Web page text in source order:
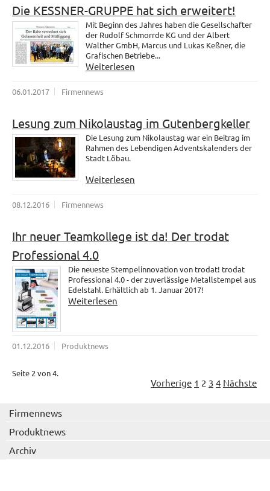
Die KESSNER-GRUPPE hat sich erweitert!
Mit Beginn des Jahres haben die Gesellschafter
der Rudolf Schmorrde KG und der Albert
Walther GmbH, Marcus und Lukas Keßner, die
Grafischen Betriebe...
Weiterlesen
06.01.2017 Firmennews
Lesung zum Nikolaustag im Gutenbergkeller
Die Lesung zum Nikolaustag war ein Beitrag im
Rahmen des Lebendigen Adventskalenders der
Stadt Löbau.
Weiterlesen
08.12.2016 Firmennews
Ihr neuer Teamkollege ist da! Der trodat
Professional 4.0
Die neueste Stempelinnovation von trodat! trodat
Professional 4.0 - der zuverlässige Metallstempel aus
Edelstahl. Erhältlich ab 1. Januar 2017!
Weiterlesen
01.12.2016 Produktnews
Seite 2 von 4.
Vorherige 1 2 3 4 Nächste
Firmennews
Produktnews
Archiv